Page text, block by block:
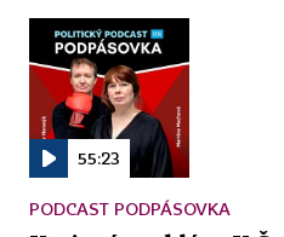
55:23
PODCAST PODPÁSOVKA